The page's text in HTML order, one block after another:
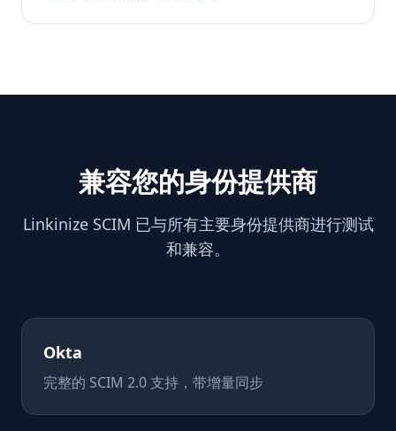
兼容您的身份提供商
Linkinize SCIM 已与所有主要身份提供商进行测试
和兼容。
Okta
完整的 SCIM 2.0 支持，带增量同步